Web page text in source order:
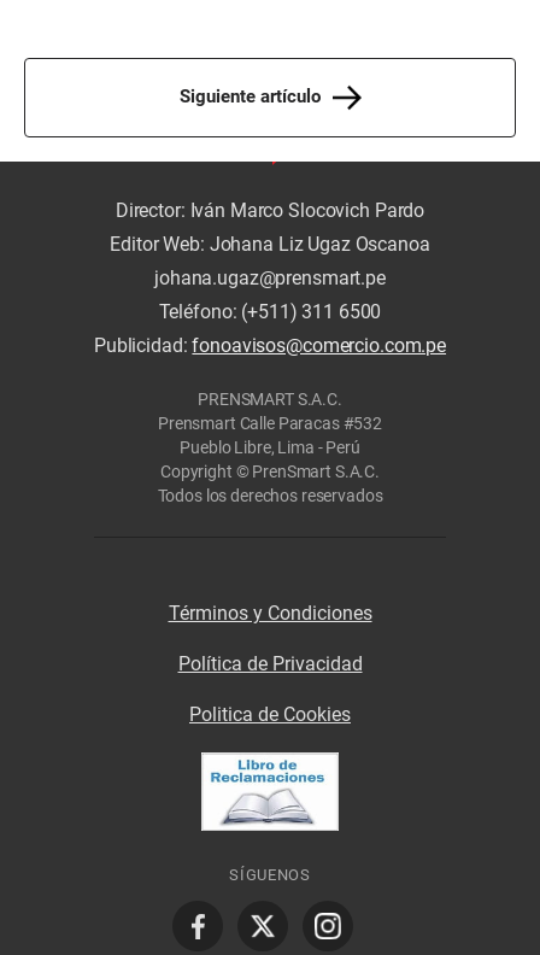
Siguiente artículo
Director: Iván Marco Slocovich Pardo
Editor Web: Johana Liz Ugaz Oscanoa
johana.ugaz@prensmart.pe
Teléfono: (+511) 311 6500
Publicidad:fonoavisos@comercio.com.pe
PRENSMART S.A.C.
Prensmart Calle Paracas #532
Pueblo Libre, Lima - Perú
Copyright © PrenSmart S.A.C.
Todos los derechos reservados
Términos y Condiciones
Política de Privacidad
Politica de Cookies
SÍGUENOS